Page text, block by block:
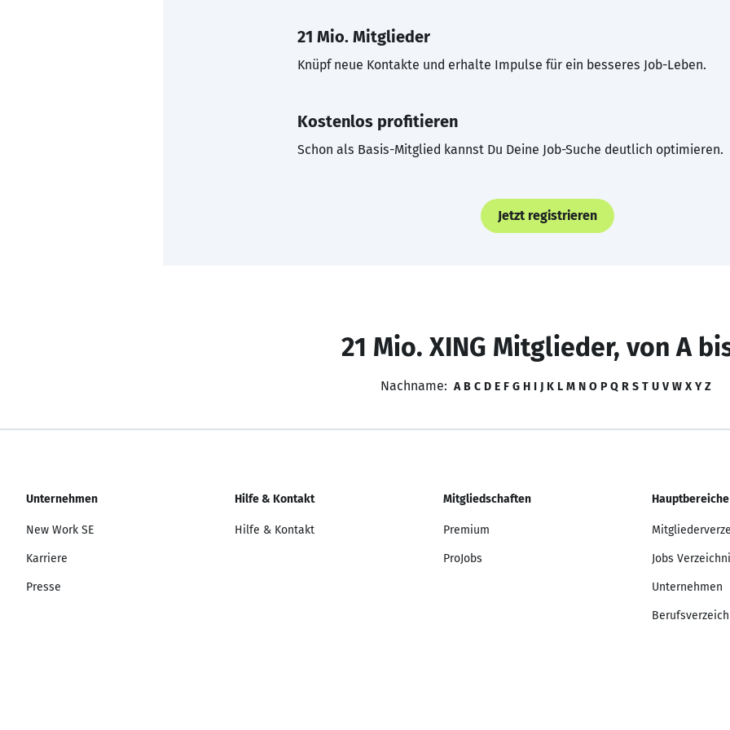
21 Mio. Mitglieder
Knüpf neue Kontakte und erhalte Impulse für ein besseres Job-Leben.
Kostenlos profitieren
Schon als Basis-Mitglied kannst Du Deine Job-Suche deutlich optimieren.
Jetzt registrieren
21 Mio. XING Mitglieder, von A
Nachname: A B C D E F G H I J K L M N O P Q R S T U V W X Y Z
Unternehmen
New Work SE
Karriere
Presse
Hilfe & Kontakt
Hilfe & Kontakt
Mitgliedschaften
Premium
ProJobs
Hauptbereiche
Jobs
Unternehmen